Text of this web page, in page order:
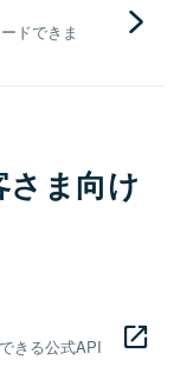
ドできま
さま向け
きる公式API